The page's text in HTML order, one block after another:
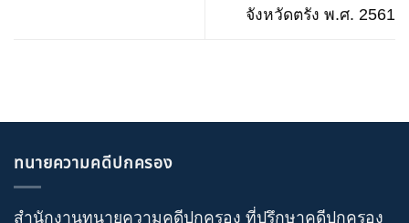
จังหวัดตรัง พ.ศ. 2561
ทนายความคดีปกครอง
สำนักงานทนายความคดีปกครอง ที่ปรึกษาคดีปกครอง